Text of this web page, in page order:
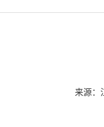
来源：